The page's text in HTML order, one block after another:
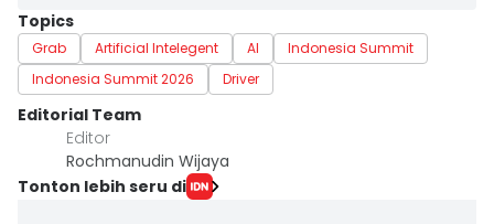
Topics
Grab Artificial Intelegent AI
Indonesia Summit
Indonesia Summit 2026
Driver
Editorial Team
Editor
Rochmanudin Wijaya
Tonton lebih seru di